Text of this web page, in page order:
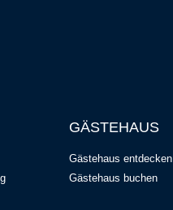
GÄSTEHAUS
Gästehaus entdecken
Gästehaus buchen